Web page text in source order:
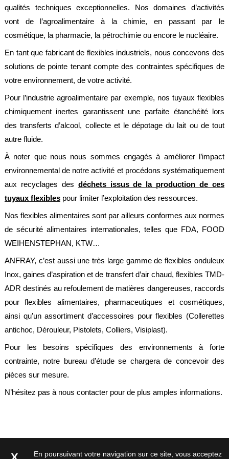
société
Présentation
d'activité
engagements
Conditions
générales
de
vente
Actualités
Anfray
Support
Tutoriels
techniques
Normes
Directives
Certificats
Contacts
Nous
contacter
Nos
dans
monde
Devis
Mentions
qualités techniques exceptionnelles. Nos domaines d’activités
vont de l’agroalimentaire à la chimie, en passant par le
cosmétique, la pharmacie, la pétrochimie ou encore le nucléaire.
En tant que fabricant de flexibles industriels, nous concevons des
solutions de pointe tenant compte des contraintes spécifiques de
votre environnement, de votre activité.
Pour l’industrie agroalimentaire par exemple, nos tuyaux flexibles
chimiquement inertes garantissent une parfaite étanchéité lors
des transferts d’alcool, collecte et le dépotage du lait ou de tout
autre fluide.
À noter que nous nous sommes engagés à améliorer l’impact
environnemental de notre activité et procédons systématiquement
aux recyclages des déchets issus de la production de ces
tuyaux flexiblespour limiter l’exploitation des ressources.
Nos flexibles alimentaires sont par ailleurs conformes aux normes
de sécurité alimentaires internationales, telles que FDA, FOOD
WEIHENSTEPHAN, KTW…
ANFRAY, c’est aussi une très large gamme de flexibles onduleux
Inox, gaines d’aspiration et de transfert d’air chaud, flexibles TMD-
ADR destinés au refoulement de matières dangereuses, raccords
pour flexibles alimentaires, pharmaceutiques et cosmétiques,
ainsi qu’un assortiment d’accessoires pour flexibles (Collerettes
antichoc, Dérouleur, Pistolets, Colliers, Visiplast).
Pour les besoins spécifiques des environnements à forte
contrainte, notre bureau d’étude se chargera de concevoir des
pièces sur mesure.
N’hésitez pas à nous contacter pour de plus amples informations.
En poursuivant votre navigation sur ce site, vous acceptez